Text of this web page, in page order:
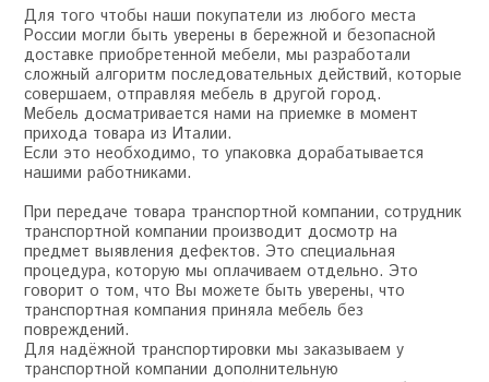
Для того чтобы наши покупатели из любого места
России могли быть уверены в бережной и безопасной
доставке приобретенной мебели, мы разработали
сложный алгоритм последовательных действий, которые
совершаем, отправляя мебель в другой город.
Мебель досматривается нами на приемке в момент
прихода товара из Италии.
Если это необходимо, то упаковка дорабатывается
нашими работниками.
При передаче товара транспортной компании, сотрудник
транспортной компании производит досмотр на
предмет выявления дефектов. Это специальная
процедура, которую мы оплачиваем отдельно. Это
говорит о том, что Вы можете быть уверены, что
транспортная компания приняла мебель без
повреждений.
Для надёжной транспортировки мы заказываем у
транспортной компании дополнительную